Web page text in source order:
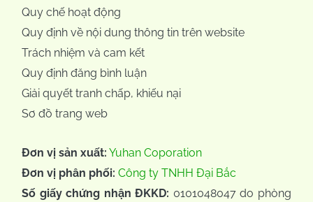
Quy chế hoạt động
Quy định về nội dung thông tin trên website
Trách nhiệm và cam kết
Quy định đăng bình luận
Giải quyết tranh chấp, khiếu nại
Sơ đồ trang web
Đơn vị sản xuất: Yuhan Coporation
Đơn vị phân phối: Công ty TNHH Đại Bắc
Số giấy chứng nhận ĐKKD: 0101048047 do phòng